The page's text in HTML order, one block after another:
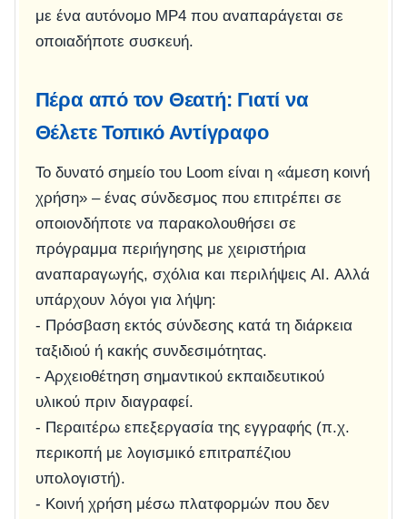
με ένα αυτόνομο MP4 που αναπαράγεται σε
οποιαδήποτε συσκευή.
Πέρα από τον Θεατή: Γιατί να
Θέλετε Τοπικό Αντίγραφο
Το δυνατό σημείο του Loom είναι η «άμεση κοινή
χρήση» – ένας σύνδεσμος που επιτρέπει σε
οποιονδήποτε να παρακολουθήσει σε
πρόγραμμα περιήγησης με χειριστήρια
αναπαραγωγής, σχόλια και περιλήψεις AI. Αλλά
υπάρχουν λόγοι για λήψη:
- Πρόσβαση εκτός σύνδεσης κατά τη διάρκεια
ταξιδιού ή κακής συνδεσιμότητας.
- Αρχειοθέτηση σημαντικού εκπαιδευτικού
υλικού πριν διαγραφεί.
- Περαιτέρω επεξεργασία της εγγραφής (π.χ.
περικοπή με λογισμικό επιτραπέζιου
υπολογιστή).
- Κοινή χρήση μέσω πλατφορμών που δεν